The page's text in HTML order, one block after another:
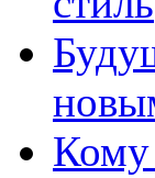
Кому